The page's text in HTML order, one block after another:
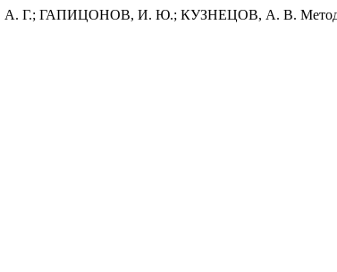
ГАПИЦОНОВ, И. Ю.; КУЗНЕЦОВ, А. В. Метод